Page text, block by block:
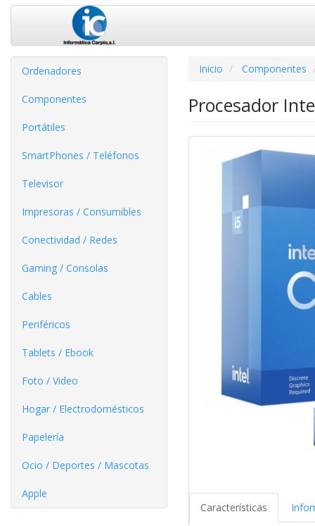
Ordenadores
Componentes
Portátiles
SmartPhones / Teléfonos
Televisor
Impresoras / Consumibles
Conectividad / Redes
Gaming / Consolas
Cables
Periféricos
Tablets / Ebook
Foto / Video
Hogar / Electrodomésticos
Papelería
Ocio / Deportes / Mascotas
Apple
Inicio Componentes
Procesador
Características